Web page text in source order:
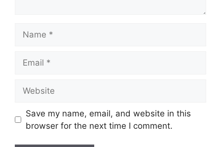
Save my name, email, and website in this
browser for the next time I comment.